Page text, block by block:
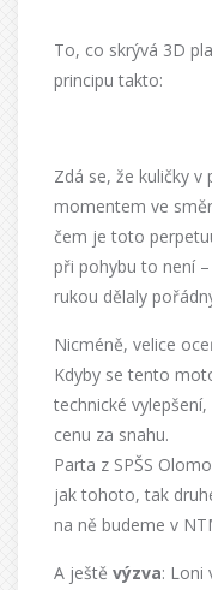
To, co skrývá 3D
principu takto:
Zdá se, že kuličky v
momentem ve
čem je toto
při pohybu to není
rukou dělaly
Nicméně, velice
Kdyby se tento
technické
cenu za snahu.
Parta z SPŠS
jak tohoto, tak
na ně budeme v
A ještě výzva: Loni